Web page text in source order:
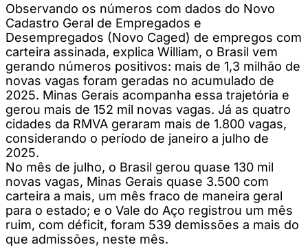
Observando os números com dados do Novo
Cadastro Geral de Empregados e
Desempregados (Novo Caged) de empregos com
carteira assinada, explica William, o Brasil vem
gerando números positivos: mais de 1,3 milhão de
novas vagas foram geradas no acumulado de
2025. Minas Gerais acompanha essa trajetória e
gerou mais de 152 mil novas vagas. Já as quatro
cidades da RMVA geraram mais de 1.800 vagas,
considerando o período de janeiro a julho de
2025.
No mês de julho, o Brasil gerou quase 130 mil
novas vagas, Minas Gerais quase 3.500 com
carteira a mais, um mês fraco de maneira geral
para o estado; e o Vale do Aço registrou um mês
ruim, com déficit, foram 539 demissões a mais do
que admissões, neste mês.